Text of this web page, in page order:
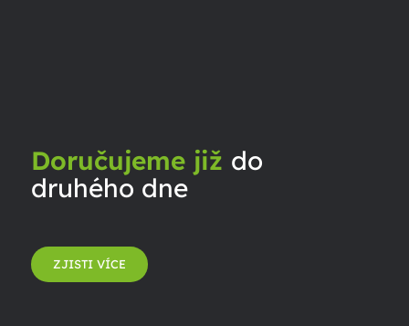
Doručujeme již do
druhého dne
ZJISTI VÍCE